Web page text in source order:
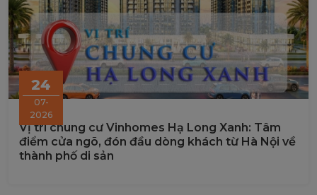
24
07-
2026
Vị trí chung cư Vinhomes Hạ Long Xanh: Tâm
điểm cửa ngõ, đón đầu dòng khách từ Hà Nội về
thành phố di sản